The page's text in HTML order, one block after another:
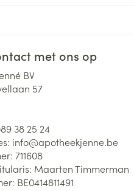
met ons op
BV
57
38 25 24
info@apotheekjenne.be
711608
Maarten Timmerman
BE0414811491